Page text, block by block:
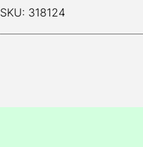
SKU: 318124